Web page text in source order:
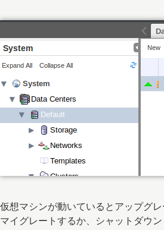
仮想マシンが動いているとアップグレ
マイグレートするか、シャットダウン